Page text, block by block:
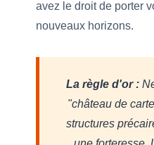
avez le droit de porter
nouveaux horizons.
La règle d'or :
"château de
structures